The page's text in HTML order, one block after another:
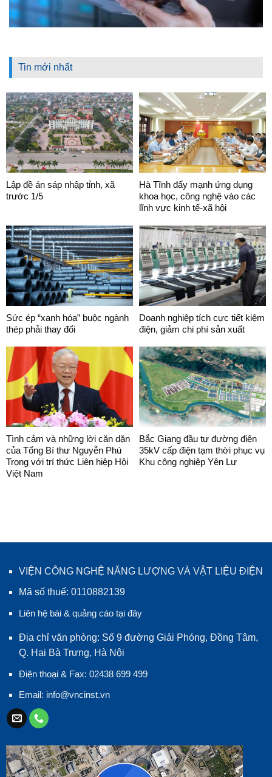
Tin mới nhất
Lập đề án sáp nhập tỉnh, xã
trước 1/5
Hà Tĩnh đẩy mạnh ứng dụng
khoa học, công nghệ vào các
lĩnh vực kinh tế-xã hội
Sức ép “xanh hóa” buộc ngành
thép phải thay đổi
Doanh nghiệp tích cực tiết kiệm
điện, giảm chi phí sản xuất
Tình cảm và những lời căn dặn
của Tổng Bí thư Nguyễn Phú
Trọng với trí thức Liên hiệp Hội
Việt Nam
Bắc Giang đầu tư đường điện
35kV cấp điện tạm thời phục vụ
Khu công nghiệp Yên Lư
VIỆN CÔNG NGHỆ NĂNG LƯỢNG VÀ VẬT LIỆU ĐIỆN
Mã số thuế: 0110882139
Liên hệ bài & quảng cáo tại đây
Địa chỉ văn phòng: Số 9 đường Giải Phóng, Đồng Tâm,
Q. Hai Bà Trưng, Hà Nội
Điện thoại & Fax: 02438 699 499
Email: info@vncinst.vn